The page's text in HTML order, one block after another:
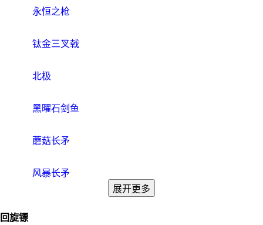
永恒之枪
钛金三叉戟
北极
黑曜石剑鱼
蘑菇长矛
风暴长矛
展开更多
回旋镖